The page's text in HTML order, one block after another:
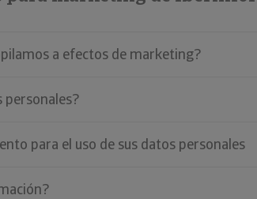
a efectos de marketing?
personales?
para el uso de sus datos personales